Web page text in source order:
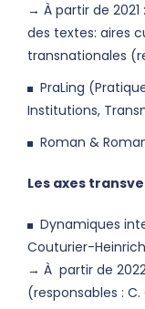
→ À partir de
des textes: aires
transnationales
PraLing
Institutions,
Roman &
Les axes
Dynamiques
Couturier-
→ À partir de
(responsables :